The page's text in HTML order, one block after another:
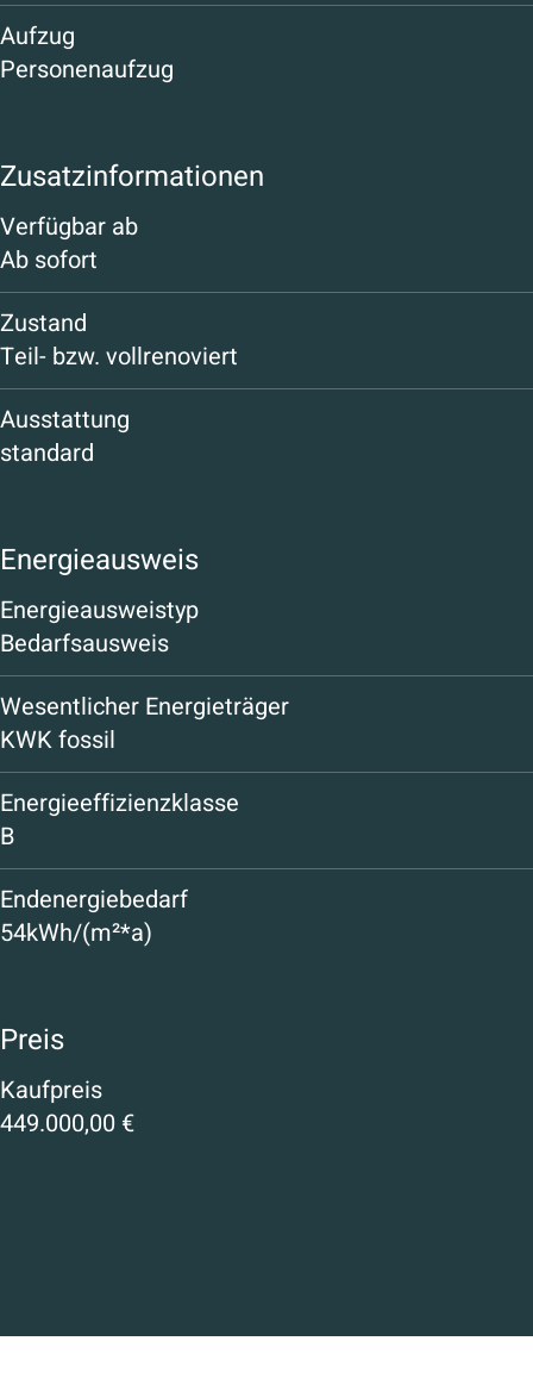
Aufzug
Personenaufzug
Zusatzinformationen
Verfügbar ab
Ab sofort
Zustand
Teil- bzw. vollrenoviert
Ausstattung
standard
Energieausweis
Energieausweistyp
Bedarfsausweis
Wesentlicher Energieträger
KWK fossil
Energieeffizienzklasse
B
Endenergiebedarf
54kWh/(m²*a)
Preis
Kaufpreis
449.000,00 €